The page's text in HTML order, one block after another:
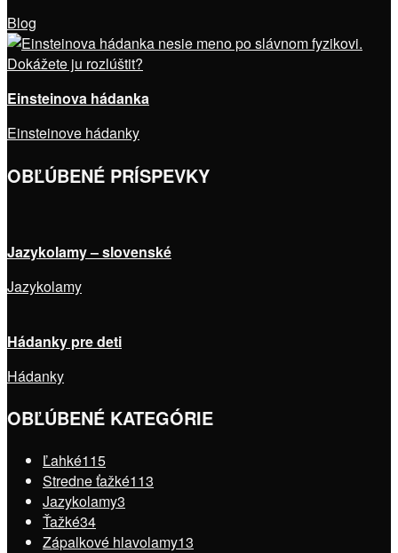
Blog
Einsteinova hádanka
Einsteinove hádanky
OBĽÚBENÉ PRÍSPEVKY
Jazykolamy – slovenské
Jazykolamy
Hádanky pre deti
Hádanky
OBĽÚBENÉ KATEGÓRIE
Ľahké115
Stredne ťažké113
Jazykolamy3
Ťažké34
Zápalkové hlavolamy13